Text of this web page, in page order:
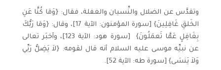
وتقدَّس عن الضلال والنِّسيان والغفلة، فقال: {وَمَا كُنَّا عَنِ
الخَلقِ غَافِلِينَ} [سورة المؤمنون: الآية 17]، وقال: {وَمَا رَبُّكَ
بِغَافِلٍ عَمَّا تَعمَلُونَ} [سورة هود: الآية 123]، وأخبَر تعالى
عن نبيِّه موسى عليه السلام أنه قال لقومه: {لاَ يَضِلُّ رَبِّي
وَلاَ يَنسَى} [سورة طه: الآية 52].